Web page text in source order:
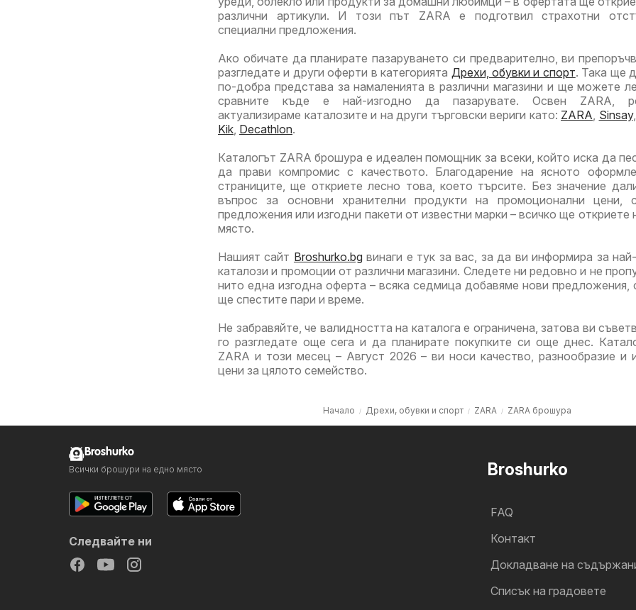
различни артикули. И този път ZARA е подготвил страхотни
специални предложения.
Ако обичате да планирате пазаруването си предварително, ви
разгледате и други оферти в категорията Дрехи, обувки и спорт. Така ще
по-добра представа за намаленията в различни магазини и ще можете
сравните къде е най-изгодно да пазарувате. Освен ZARA,
актуализираме каталозите и на други търговски вериги като: ZARA, Sinsay,
Kik, Decathlon.
Каталогът ZARA брошура е идеален помощник за всеки, който иска да
да прави компромис с качеството. Благодарение на ясното
страниците, ще откриете лесно това, което търсите. Без значение
въпрос за основни хранителни продукти на промоционални цени,
предложения или изгодни пакети от известни марки – всичко ще откриете
място.
Нашият сайт Broshurko.bgвинаги е тук за вас, за да ви информира за
каталози и промоции от различни магазини. Следете ни редовно и не
нито една изгодна оферта – всяка седмица добавяме нови предложения,
ще спестите пари и време.
Не забравяйте, че валидността на каталога е ограничена, затова ви
го разгледате още сега и да планирате покупките си още днес.
ZARA и този месец – Август 2026 – ви носи качество, разнообразие и
цени за цялото семейство.
Начало Дрехи, обувки и спорт ZARA ZARA брошура
Broshurko
FAQ
Контакт
Докладване на
Cписък на градовете
Broshurko
Всички брошури на едно място
Следвайте ни